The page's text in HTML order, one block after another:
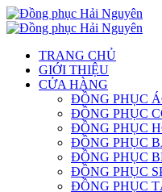
TRANG CHỦ
GIỚI THIỆU
CỬA HÀNG
ĐỒNG PHỤC
ĐỒNG PHỤC
ĐỒNG PHỤC
ĐỒNG PHỤC
ĐỒNG PHỤC
ĐỒNG PHỤC
ĐỒNG PHỤC